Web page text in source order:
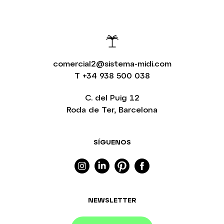
comercial2@sistema-midi.com
T +34 938 500 038
SÍGUENOS
NEWSLETTER
C. del Puig 12
Roda de Ter, Barcelona